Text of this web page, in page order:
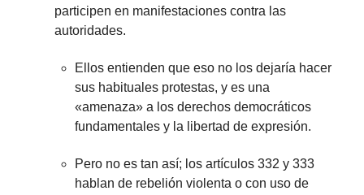
participen en manifestaciones contra las
autoridades.
Ellos entienden que eso no los dejaría hacer
sus habituales protestas, y es una
«amenaza» a los derechos democráticos
fundamentales y la libertad de expresión.
Pero no es tan así; los artículos 332 y 333
hablan de rebelión violenta o con uso de